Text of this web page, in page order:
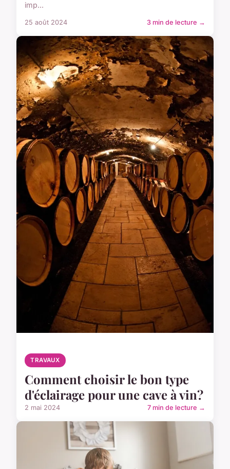
imp...
25 août 2024 3 min de lecture →
TRAVAUX
Comment choisir le bon type
d'éclairage pour une cave à vin?
2 mai 2024 7 min de lecture →